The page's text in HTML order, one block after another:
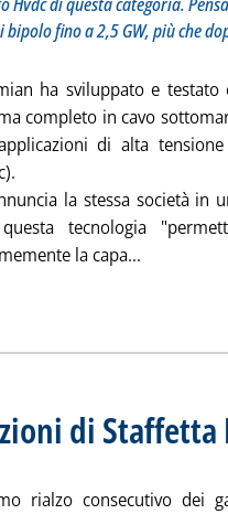
fino a 2,5 GW, più che
ha sviluppato e
completo in cavo
di alta
la stessa società in
tecnologia
la capa...
di Staffetta
rialzo consecutivo dei